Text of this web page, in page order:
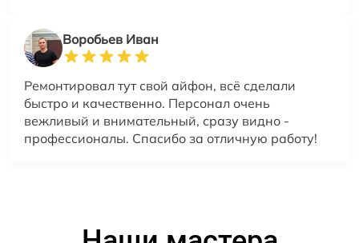
Воробьев Иван
Ремонтировал тут свой айфон, всё сделали
быстро и качественно. Персонал очень
вежливый и внимательный, сразу видно -
профессионалы. Спасибо за отличную работу!